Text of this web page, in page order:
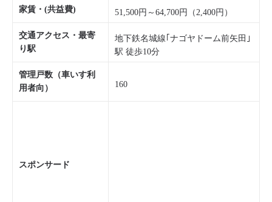
家賃・(共益費) 51,500円～64,700円（2,400円）
交通アクセス・最寄
り駅
地下鉄名城線｢ナゴヤドーム前矢田｣
駅 徒歩10分
管理戸数（車いす利
用者向）
160
スポンサード